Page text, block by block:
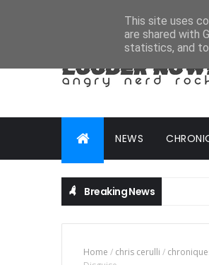
NEWS
Breaking News
Home / chris cerulli /
This site uses
are shared with
statistics, and